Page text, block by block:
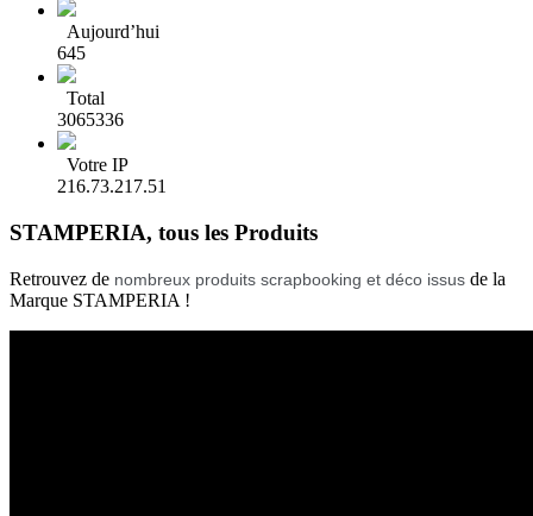
Aujourd’hui
645
Total
3065336
Votre IP
216.73.217.51
STAMPERIA, tous les Produits
Retrouvez de nombreux produits scrapbooking et déco issus de la
Marque STAMPERIA !